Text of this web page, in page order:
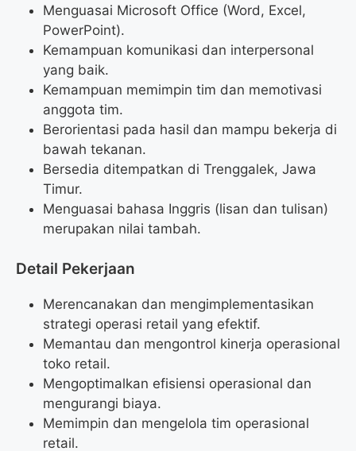
Menguasai Microsoft Office (Word, Excel,
PowerPoint).
Kemampuan komunikasi dan interpersonal
yang baik.
Kemampuan memimpin tim dan memotivasi
anggota tim.
Berorientasi pada hasil dan mampu bekerja di
bawah tekanan.
Bersedia ditempatkan di Trenggalek, Jawa
Timur.
Menguasai bahasa Inggris (lisan dan tulisan)
merupakan nilai tambah.
Detail Pekerjaan
Merencanakan dan mengimplementasikan
strategi operasi retail yang efektif.
Memantau dan mengontrol kinerja operasional
toko retail.
Mengoptimalkan efisiensi operasional dan
mengurangi biaya.
Memimpin dan mengelola tim operasional
retail.